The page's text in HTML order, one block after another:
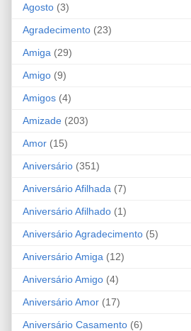
Agosto (3)
Agradecimento (23)
Amiga (29)
Amigo (9)
Amigos (4)
Amizade (203)
Amor (15)
Aniversário (351)
Aniversário Afilhada (7)
Aniversário Afilhado (1)
Aniversário Agradecimento (5)
Aniversário Amiga (12)
Aniversário Amigo (4)
Aniversário Amor (17)
Aniversário Casamento (6)